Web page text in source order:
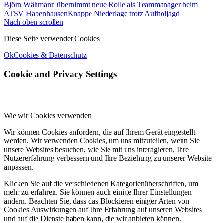
Björn Wähmann übernimmt neue Rolle als Teammanager beim
ATSV HabenhausenKnappe Niederlage trotz Aufholjagd
Nach oben scrollen
Diese Seite verwendet Cookies
OkCookies & Datenschutz
Cookie and Privacy Settings
Wie wir Cookies verwenden
Wir können Cookies anfordern, die auf Ihrem Gerät eingestellt
werden. Wir verwenden Cookies, um uns mitzuteilen, wenn Sie
unsere Websites besuchen, wie Sie mit uns interagieren, Ihre
Nutzererfahrung verbessern und Ihre Beziehung zu unserer Website
anpassen.
Klicken Sie auf die verschiedenen Kategorienüberschriften, um
mehr zu erfahren. Sie können auch einige Ihrer Einstellungen
ändern. Beachten Sie, dass das Blockieren einiger Arten von
Cookies Auswirkungen auf Ihre Erfahrung auf unseren Websites
und auf die Dienste haben kann, die wir anbieten können.